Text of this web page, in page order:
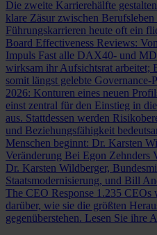
Die zweite Karrierehälfte gestalten
klare Zäsur zwischen
Führungskarrieren heute oft ein
Board Effectiveness Reviews:
Impuls Fast alle DAX40- und
wirksam ihr Aufsichtsrat arbeitet;
somit längst gelebte Governance-
2026: Konturen eines neuen
einst zentral für den Einstieg in
aus. Stattdessen werden
und Beziehungsfähigkeit
Menschen beginnt: Dr. Karsten
Veränderung Bei Egon Zehnders
Dr. Karsten Wildberger,
Staatsmodernisierung, und Bill
The CEO Response 1.235 CEOs
darüber, wie sie die größten
gegenüberstehen. Lesen Sie ihre